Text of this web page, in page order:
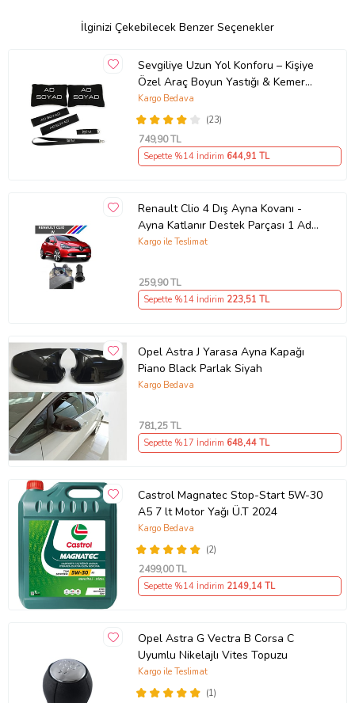
İlginizi Çekebilecek Benzer Seçenekler
Sevgiliye Uzun Yol Konforu – Kişiye
Özel Araç Boyun Yastığı & Kemer
Pedi Hediye Seti
(23)
Kargo Bedava
749,90 TL
Sepette %14 İndirim 644,91 TL
Renault Clio 4 Dış Ayna Kovanı -
Ayna Katlanır Destek Parçası 1 Adet
490307706 M3625
Kargo ile Teslimat
259,90 TL
Sepette %14 İndirim 223,51 TL
Opel Astra J Yarasa Ayna Kapağı
Piano Black Parlak Siyah
Kargo Bedava
781,25 TL
Sepette %17 İndirim 648,44 TL
Castrol Magnatec Stop-Start 5W-30
A5 7 lt Motor Yağı Ü.T 2024
(2)
Kargo Bedava
2499,00 TL
Sepette %14 İndirim 2149,14 TL
Opel Astra G Vectra B Corsa C
Uyumlu Nikelajlı Vites Topuzu
(1)
Kargo ile Teslimat